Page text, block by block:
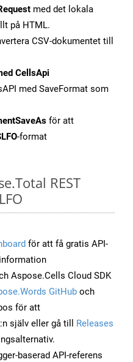
med det lokala
på HTML.
CSV-dokumentet till
CellsApi
med SaveFormat som
för att
-format
REST
för att få gratis API-
Aspose.Cells Cloud SDK
GitHub och
för att
själv eller gå till Releases
baserad API-referens